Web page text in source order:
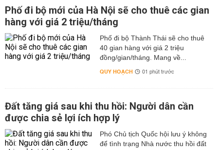
Phố đi bộ mới của Hà Nội sẽ cho thuê các gian
hàng với giá 2 triệu/tháng
Phố đi bộ Thành Thái sẽ cho thuê
40 gian hàng với giá 2 triệu
đồng/gian/tháng. Mang về...
QUY HOẠCH 01 phút trước
Đất tăng giá sau khi thu hồi: Người dân cần
được chia sẻ lợi ích hợp lý
Phó Chủ tịch Quốc hội lưu ý không
để tình trạng Nhà nước thu hồi đất